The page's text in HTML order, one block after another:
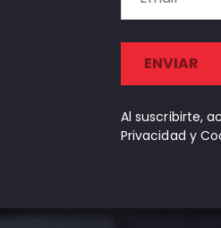
Al suscribirte,
Privacidad y